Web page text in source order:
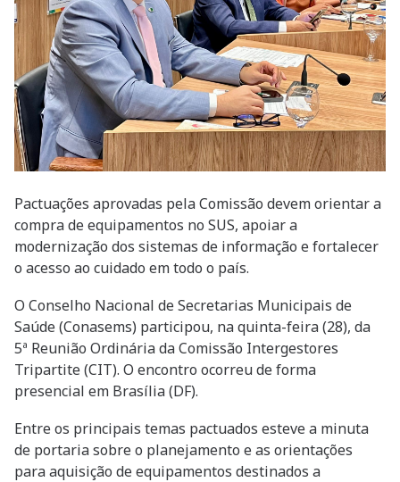
Pactuações aprovadas pela Comissão devem orientar a
compra de equipamentos no SUS, apoiar a
modernização dos sistemas de informação e fortalecer
o acesso ao cuidado em todo o país.
O Conselho Nacional de Secretarias Municipais de
Saúde (Conasems) participou, na quinta-feira (28), da
5ª Reunião Ordinária da Comissão Intergestores
Tripartite (CIT). O encontro ocorreu de forma
presencial em Brasília (DF).
Entre os principais temas pactuados esteve a minuta
de portaria sobre o planejamento e as orientações
para aquisição de equipamentos destinados a